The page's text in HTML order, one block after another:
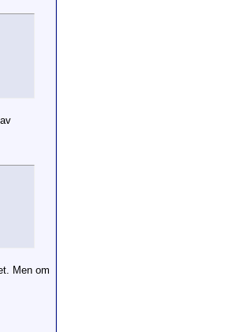
Men om